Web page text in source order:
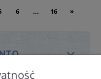
6 ... 16 »